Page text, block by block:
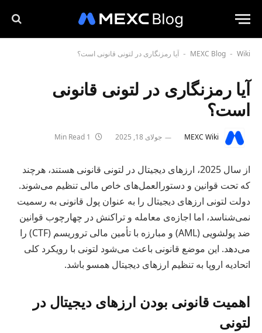
MEXC Blog - Wiki
- آیا رمزنگاری در لتونی قانونی است؟
آیا رمزنگاری در لتونی قانونی
است؟
MEXC Wiki جولای 18, 2025
از سال 2025، ارزهای دیجیتال در لتونی قانونی هستند، هرچند
که تحت قوانین و دستورالعمل‌های خاص مالی تنظیم می‌شوند.
دولت لتونی ارزهای دیجیتال را به عنوان پول قانونی به رسمیت
نمی‌شناسد، اما اجازه‌ی معامله و تراکنش در چهارچوب قوانین
ضد پولشویی (AML) و مبارزه با تأمین مالی تروریسم (CTF) را
می‌دهد. این موضع قانونی باعث می‌شود لتونی با رویکرد کلی
اتحادیه اروپا به تنظیم ارزهای دیجیتال همسو باشد.
اهمیت قانونی بودن ارزهای دیجیتال در
لتونی